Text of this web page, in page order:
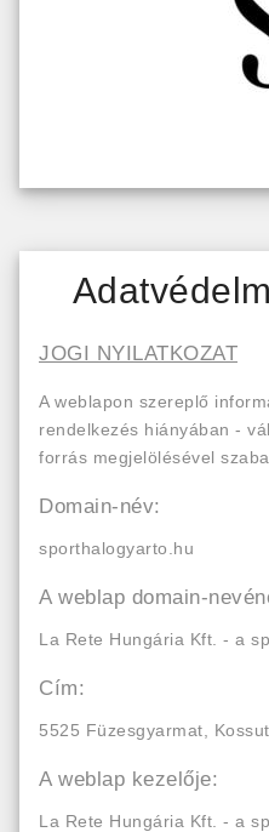
JOGI NYILATKOZAT
A weblapon szereplő
rendelkezés hiányában -
forrás megjelölésével
Domain-név:
sporthalogyarto.hu
A weblap domain-
La Rete Hungária Kft. - a
Cím:
5525 Füzesgyarmat,
A weblap kezelője:
La Rete Hungária Kft. - a